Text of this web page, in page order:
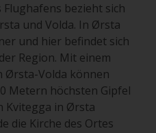
Flughafens bezieht sich
und Volda. In Ørsta
und hier befindet sich
Region. Mit einem
Ørsta-Volda können
Metern höchsten Gipfel
Kvitegga in Ørsta
die Kirche des Ortes